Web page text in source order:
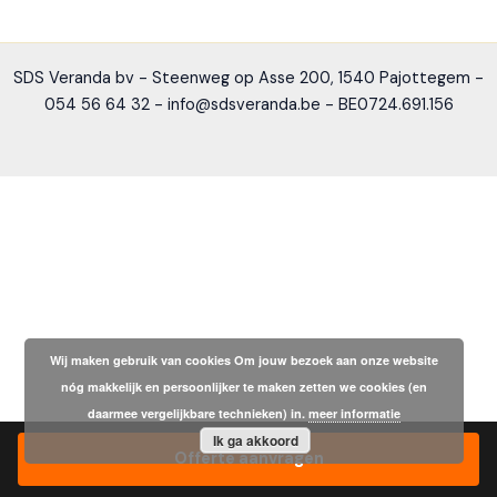
SDS Veranda bv - Steenweg op Asse 200, 1540 Pajottegem -
054 56 64 32 - info@sdsveranda.be - BE0724.691.156
Offerte aanvragen
Wij maken gebruik van cookies Om jouw bezoek aan onze website
nóg makkelijk en persoonlijker te maken zetten we cookies (en
daarmee vergelijkbare technieken) in.meer informatie
Ik ga akkoord